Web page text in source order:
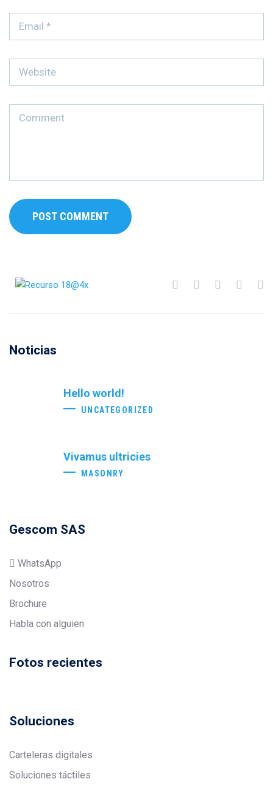
Noticias
Hello world!
UNCATEGORIZED
Vivamus ultricies
MASONRY
Gescom SAS
WhatsApp
Nosotros
Brochure
Habla con alguien
Fotos recientes
Soluciones
Carteleras digitales
Soluciones táctiles